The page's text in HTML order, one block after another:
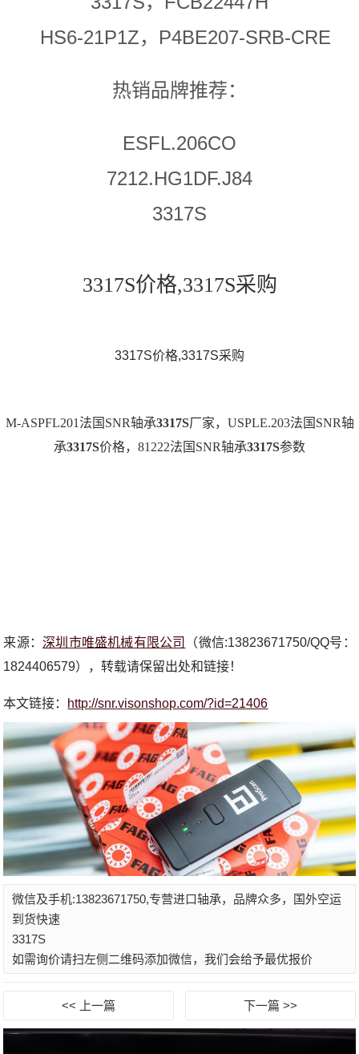
HS6-21P1Z，P4BE207-SRB-CRE
热销品牌推荐：
ESFL.206CO
7212.HG1DF.J84
3317S
3317S价格,3317S采购
3317S价格,3317S采购
M-ASPFL201法国SNR轴承3317S厂家，USPLE.203法国SNR轴
承3317S价格，81222法国SNR轴承3317S参数
来源：深圳市唯盛机械有限公司
（微信:13823671750/QQ号：
1824406579），转载请保留出处和链接！
本文链接： http://snr.visonshop.com/?id=21406
微信及手机:13823671750,专营进口轴承，品牌众多，国外空运
到货快速
3317S
如需询价请扫左侧二维码添加微信，我们会给予最优报价
<< 上一篇 下一篇 >>